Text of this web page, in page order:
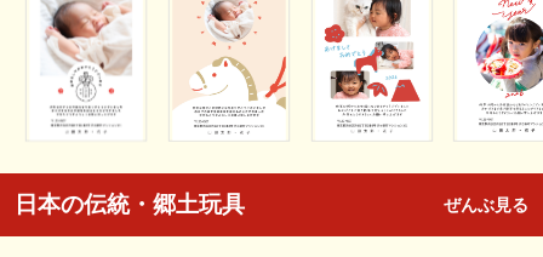
日本の伝統・郷土玩具 ぜんぶ見る